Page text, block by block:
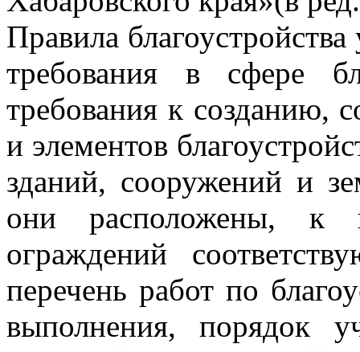
Правила
требования в сфере
требования к созданию,
и элементов
зданий, сооружений и
они расположены, к
ограждений
перечень работ по
выполнения, порядок